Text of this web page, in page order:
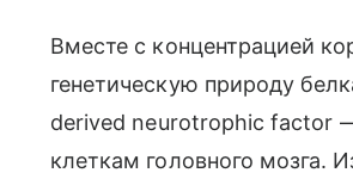
Вместе с концентрацией
генетическую природу
derived neurotrophic factor
клеткам головного мозга.